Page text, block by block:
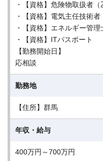
・【資格】危険物取扱者（
・【資格】電気主任技術者
・【資格】エネルギー管理
・【資格】ITパスポート
【勤務開始日】
応相談
勤務地
【住所】群馬
年収・給与
400万円～700万円